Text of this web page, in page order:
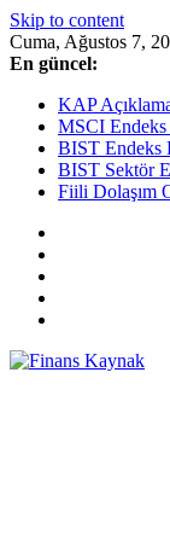
Skip to content
Cuma, Ağustos 7,
En güncel:
KAP
MSCI
BIST Endeks
BIST Sektör
Fiili Dolaşım